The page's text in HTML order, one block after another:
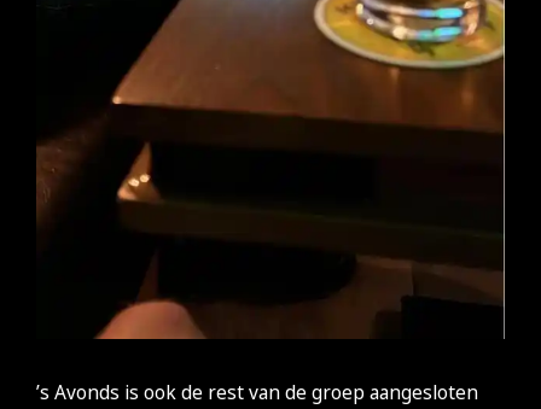
’s Avonds is ook de rest van de groep aangesloten